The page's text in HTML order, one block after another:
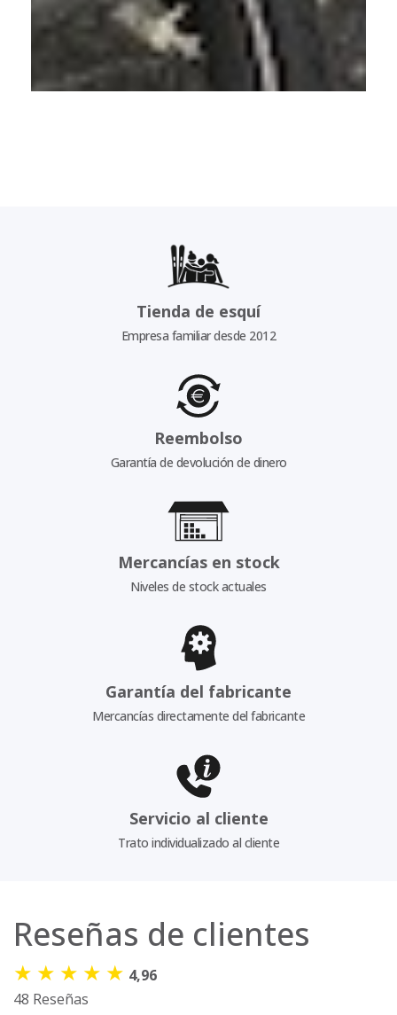
Tienda de esquí
Empresa familiar desde 2012
Reembolso
Garantía de devolución de dinero
Mercancías en stock
Niveles de stock actuales
Garantía del fabricante
Mercancías directamente del fabricante
Servicio al cliente
Trato individualizado al cliente
Reseñas de clientes
★ ★ ★ ★ ★ 4,96
48 Reseñas